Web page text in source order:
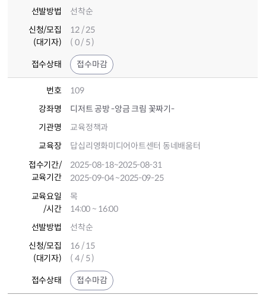
선발방법
선착순
신청/모집
(대기자)
12 / 25
( 0 / 5 )
접수상태 접수마감
번호
109
강좌명
디저트 공방 -앙금 크림 꽃짜기-
기관명
교육정책과
교육장
답십리영화미디어아트센터 동네배움터
접수기간/
교육기간
2025-08-18~2025-08-31
2025-09-04~2025-09-25
교육요일
/시간
목
14:00 ~ 16:00
선발방법
선착순
신청/모집
(대기자)
16 / 15
( 4 / 5 )
접수상태 접수마감